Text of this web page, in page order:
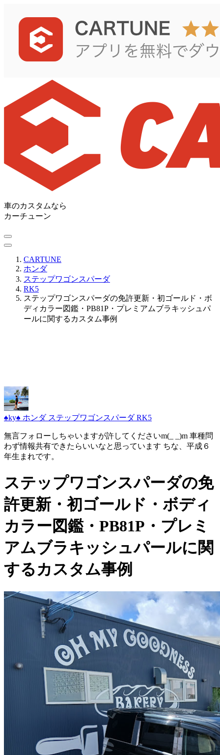
車のカスタムなら
カーチューン
CARTUNE
ホンダ
ステップワゴンスパーダ
RK5
ステップワゴンスパーダの免許更新・初ゴールド・ボ
ディカラー図鑑・PB81P・プレミアムブラキッシュパ
ールに関するカスタム事例
♠️ky♠️ ホンダ ステップワゴンスパーダ RK5
無言フォローしちゃいますが許してくださいm(_ _)m 車種問
わず情報共有できたらいいなと思っています ちな、平成６
年生まれです。
ステップワゴンスパーダの免
許更新・初ゴールド・ボディ
カラー図鑑・PB81P・プレミ
アムブラキッシュパールに関
するカスタム事例